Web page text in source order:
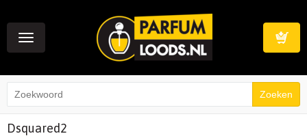
Toggle
navigation
Dsquared2